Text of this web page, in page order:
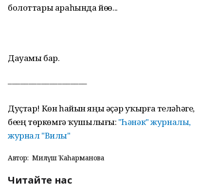
болоттары араһында йөҙҙө...
Дауамы бар.
–––––––––––––––––––
Дуҫтар! Көн һайын яңы әҫәр уҡырға теләһәгеҙ,
беҙҙең төркөмгә ҡушылығыҙ: "Һәнәк" журналы,
журнал "Вилы"
Автор: Миләүшә Ҡаһарманова
Читайте нас